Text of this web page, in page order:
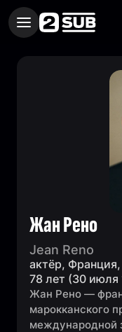
Жан Рено
Jean Reno
актёр,
78 лет (30 июля
Жан Рено —
марокканского
международной